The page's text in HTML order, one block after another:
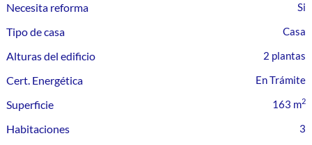
Necesita reforma
Tipo de casa
Casa
Alturas del edificio 2 plantas
Cert. Energética En Trámite
Superficie 163 m2
Habitaciones 3